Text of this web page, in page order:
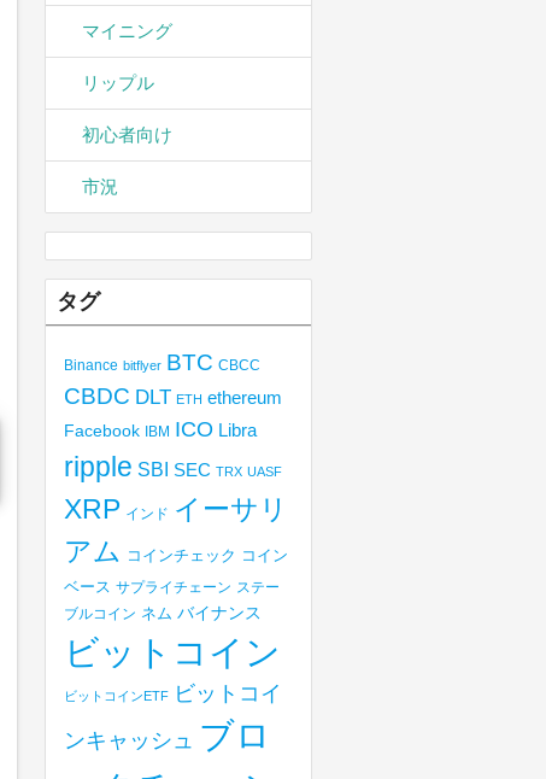
マイニング
リップル
初心者向け
市況
タグ
Binance bitflyer BTC CBCC
CBDC DLT ETH ethereum
Facebook IBM ICO Libra
ripple SBI SEC TRX UASF
XRP インド イーサリ
アム コインチェック コイン
ベース サプライチェーン ステー
ブルコイン ネム バイナンス
ビットコイン
ビットコインETF
ビットコイ
ンキャッシュ ブロ